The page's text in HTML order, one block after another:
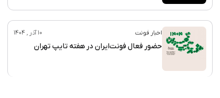
اخبار فونت 10 آذر , 1404
حضور فعال فونت‌ایران در هفته تایپ تهران